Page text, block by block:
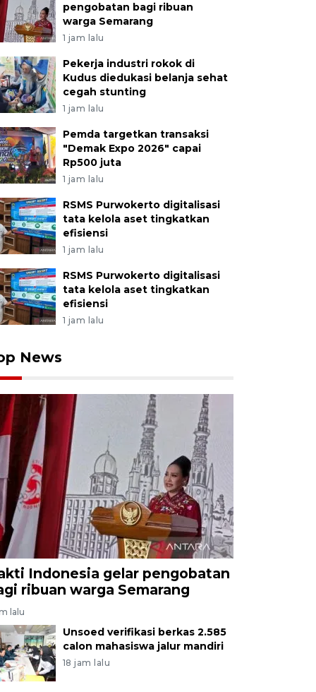
pengobatan bagi ribuan
warga Semarang
1 jam lalu
Pekerja industri rokok di
Kudus diedukasi belanja sehat
cegah stunting
1 jam lalu
Pemda targetkan transaksi
"Demak Expo 2026" capai
Rp500 juta
1 jam lalu
RSMS Purwokerto digitalisasi
tata kelola aset tingkatkan
efisiensi
1 jam lalu
RSMS Purwokerto digitalisasi
tata kelola aset tingkatkan
efisiensi
1 jam lalu
News
Indonesia gelar pengobatan
ribuan warga Semarang
lalu
Unsoed verifikasi berkas 2.585
calon mahasiswa jalur mandiri
18 jam lalu